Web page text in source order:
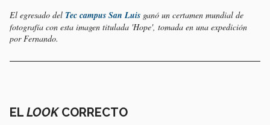
El egresado del Tec campus San Luis ganó un certamen mundial de
fotografía con esta imagen titulada 'Hope', tomada en una expedición
por Fernando.
EL LOOKCORRECTO